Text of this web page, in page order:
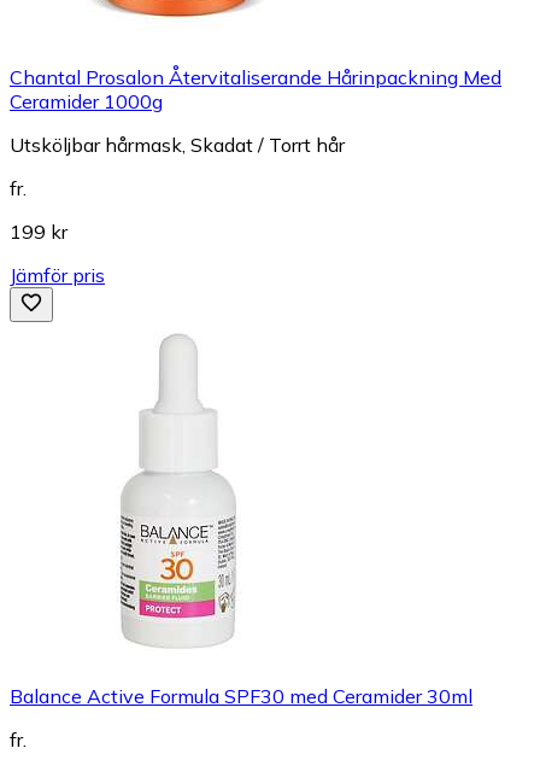
Chantal Prosalon Återvitaliserande Hårinpackning Med
Ceramider 1000g
Utsköljbar hårmask, Skadat / Torrt hår
fr.
199 kr
Jämför pris
Balance Active Formula SPF30 med Ceramider 30ml
fr.